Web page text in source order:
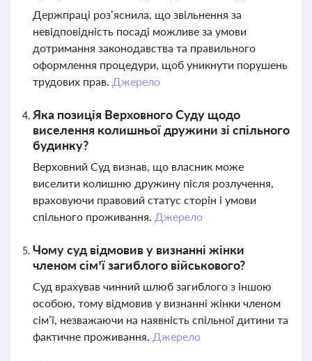
Держпраці роз’яснила, що звільнення за
невідповідність посаді можливе за умови
дотримання законодавства та правильного
оформлення процедури, щоб уникнути порушень
трудових прав. Джерело
Яка позиція Верховного Суду щодо
виселення колишньої дружини зі спільного
будинку?
Верховний Суд визнав, що власник може
виселити колишню дружину після розлучення,
враховуючи правовий статус сторін і умови
спільного проживання. Джерело
Чому суд відмовив у визнанні жінки
членом сім’ї загиблого військового?
Суд врахував чинний шлюб загиблого з іншою
особою, тому відмовив у визнанні жінки членом
сім’ї, незважаючи на наявність спільної дитини та
фактичне проживання. Джерело